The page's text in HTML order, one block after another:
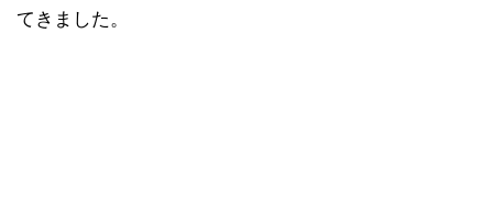
てきました。